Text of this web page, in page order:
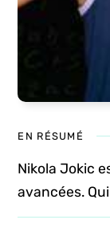
EN RÉSUMÉ
Nikola Jokic
avancées.